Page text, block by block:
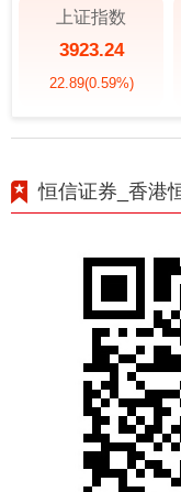
上证指数
3923.24
22.89(0.59%)
恒信证券_香港